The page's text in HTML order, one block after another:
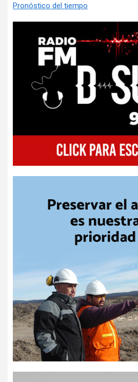
Pronóstico del tiempo